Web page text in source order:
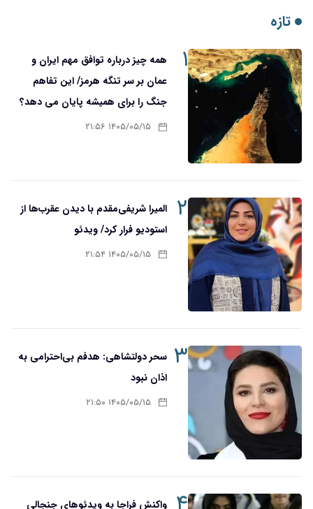
تازه
۱
همه چیز درباره توافق مهم ایران و
عمان بر سر تنگه هرمز/ این تفاهم
جنگ را برای همیشه پایان می دهد؟
۱۴۰۵/۰۵/۱۵ ۲۱:۵۶
۲
المیرا شریفی‌مقدم با دیدن عقرب‌ها از
استودیو فرار کرد/ ویدئو
۱۴۰۵/۰۵/۱۵ ۲۱:۵۴
۳ سحر دولتشاهی: هدفم بی‌احترامی به
اذان نبود
۱۴۰۵/۰۵/۱۵ ۲۱:۵۰
واکنش فراجا به ویدئوهای جنجالی